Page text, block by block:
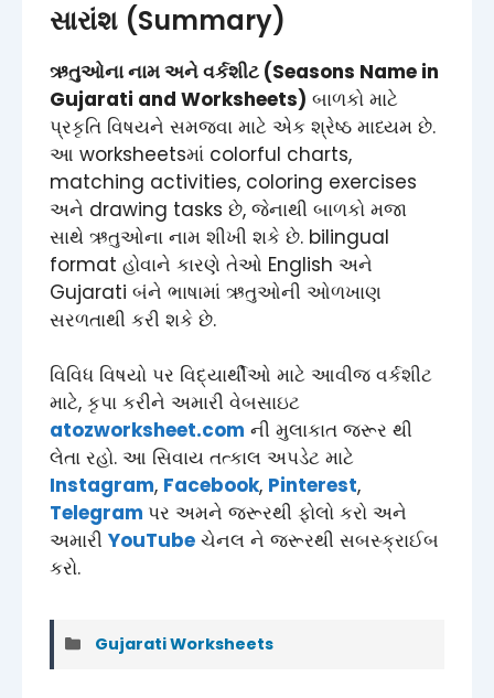
સારાંશ (Summary)
ઋતુઓના નામ અને વર્કશીટ (Seasons Name in
Gujarati and Worksheets) બાળકો માટે
પ્રકૃતિ વિષયને સમજવા માટે એક શ્રેષ્ઠ માધ્યમ છે.
આ worksheetsમાં colorful charts,
matching activities, coloring exercises
અને drawing tasks છે, જેનાથી બાળકો મજા
સાથે ઋતુઓના નામ શીખી શકે છે. bilingual
format હોવાને કારણે તેઓ English અને
Gujarati બંને ભાષામાં ઋતુઓની ઓળખાણ
સરળતાથી કરી શકે છે.
વિવિધ વિષયો પર વિદ્યાર્થીઓ માટે આવીજ વર્કશીટ
માટે, કૃપા કરીને અમારી વેબસાઇટ
atozworksheet.com ની મુલાકાત જરૂર થી
લેતા રહો. આ સિવાય તત્કાલ અપડેટ માટે
Instagram, Facebook, Pinterest,
Telegram પર અમને જરૂરથી ફોલો કરો અને
અમારી YouTube ચેનલ ને જરૂરથી સબસ્ક્રાઈબ
કરો.
Categories
Gujarati Worksheets